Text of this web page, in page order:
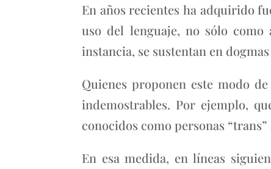
En años recientes ha adquirido
uso del lenguaje, no sólo
instancia, se sustentan en
Quienes proponen este modo
indemostrables. Por ejemplo,
conocidos como personas
En esa medida, en líneas